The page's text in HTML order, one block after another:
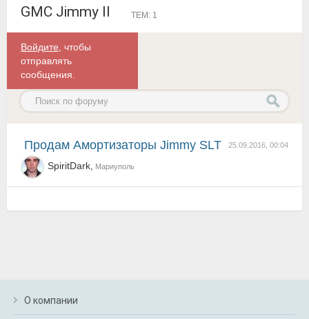
GMC Jimmy II ТЕМ: 1
Войдите , чтобы
отправлять
сообщения.
25.09.2016, 00:04
Продам Амортизаторы Jimmy SLT
SpiritDark, Мариуполь
О компании